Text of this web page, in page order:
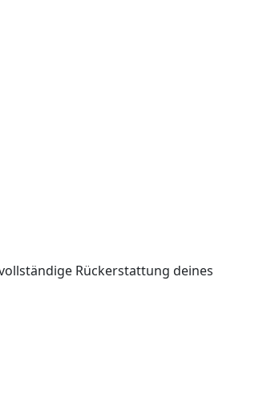
Rückerstattung deines